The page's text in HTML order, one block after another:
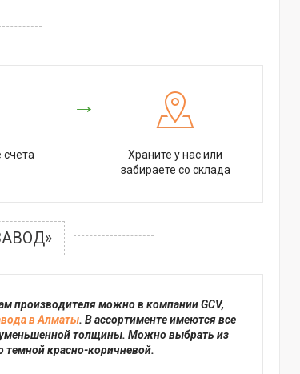
счета
→
Храните у нас или
забираете со склада
производителя можно в компании GCV,
в Алматы. В ассортименте имеются все
уменьшенной толщины. Можно выбрать из
темной красно-коричневой.